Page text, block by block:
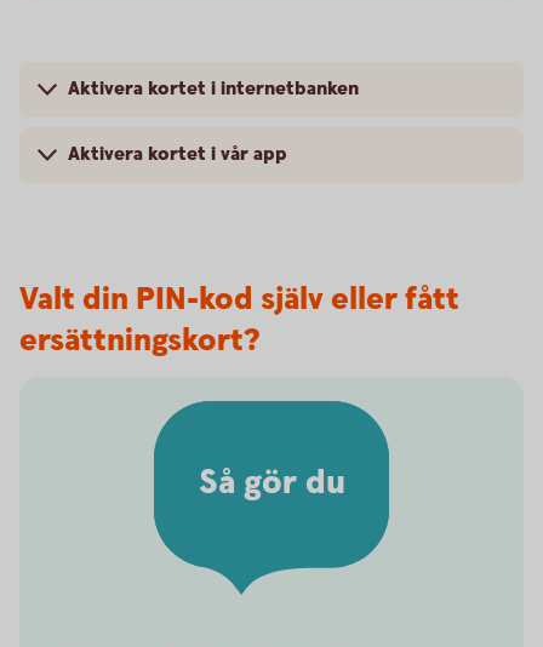
Aktivera kortet i internetbanken
Aktivera kortet i vår app
Valt din PIN-kod själv eller fått
ersättningskort?
Så gör du